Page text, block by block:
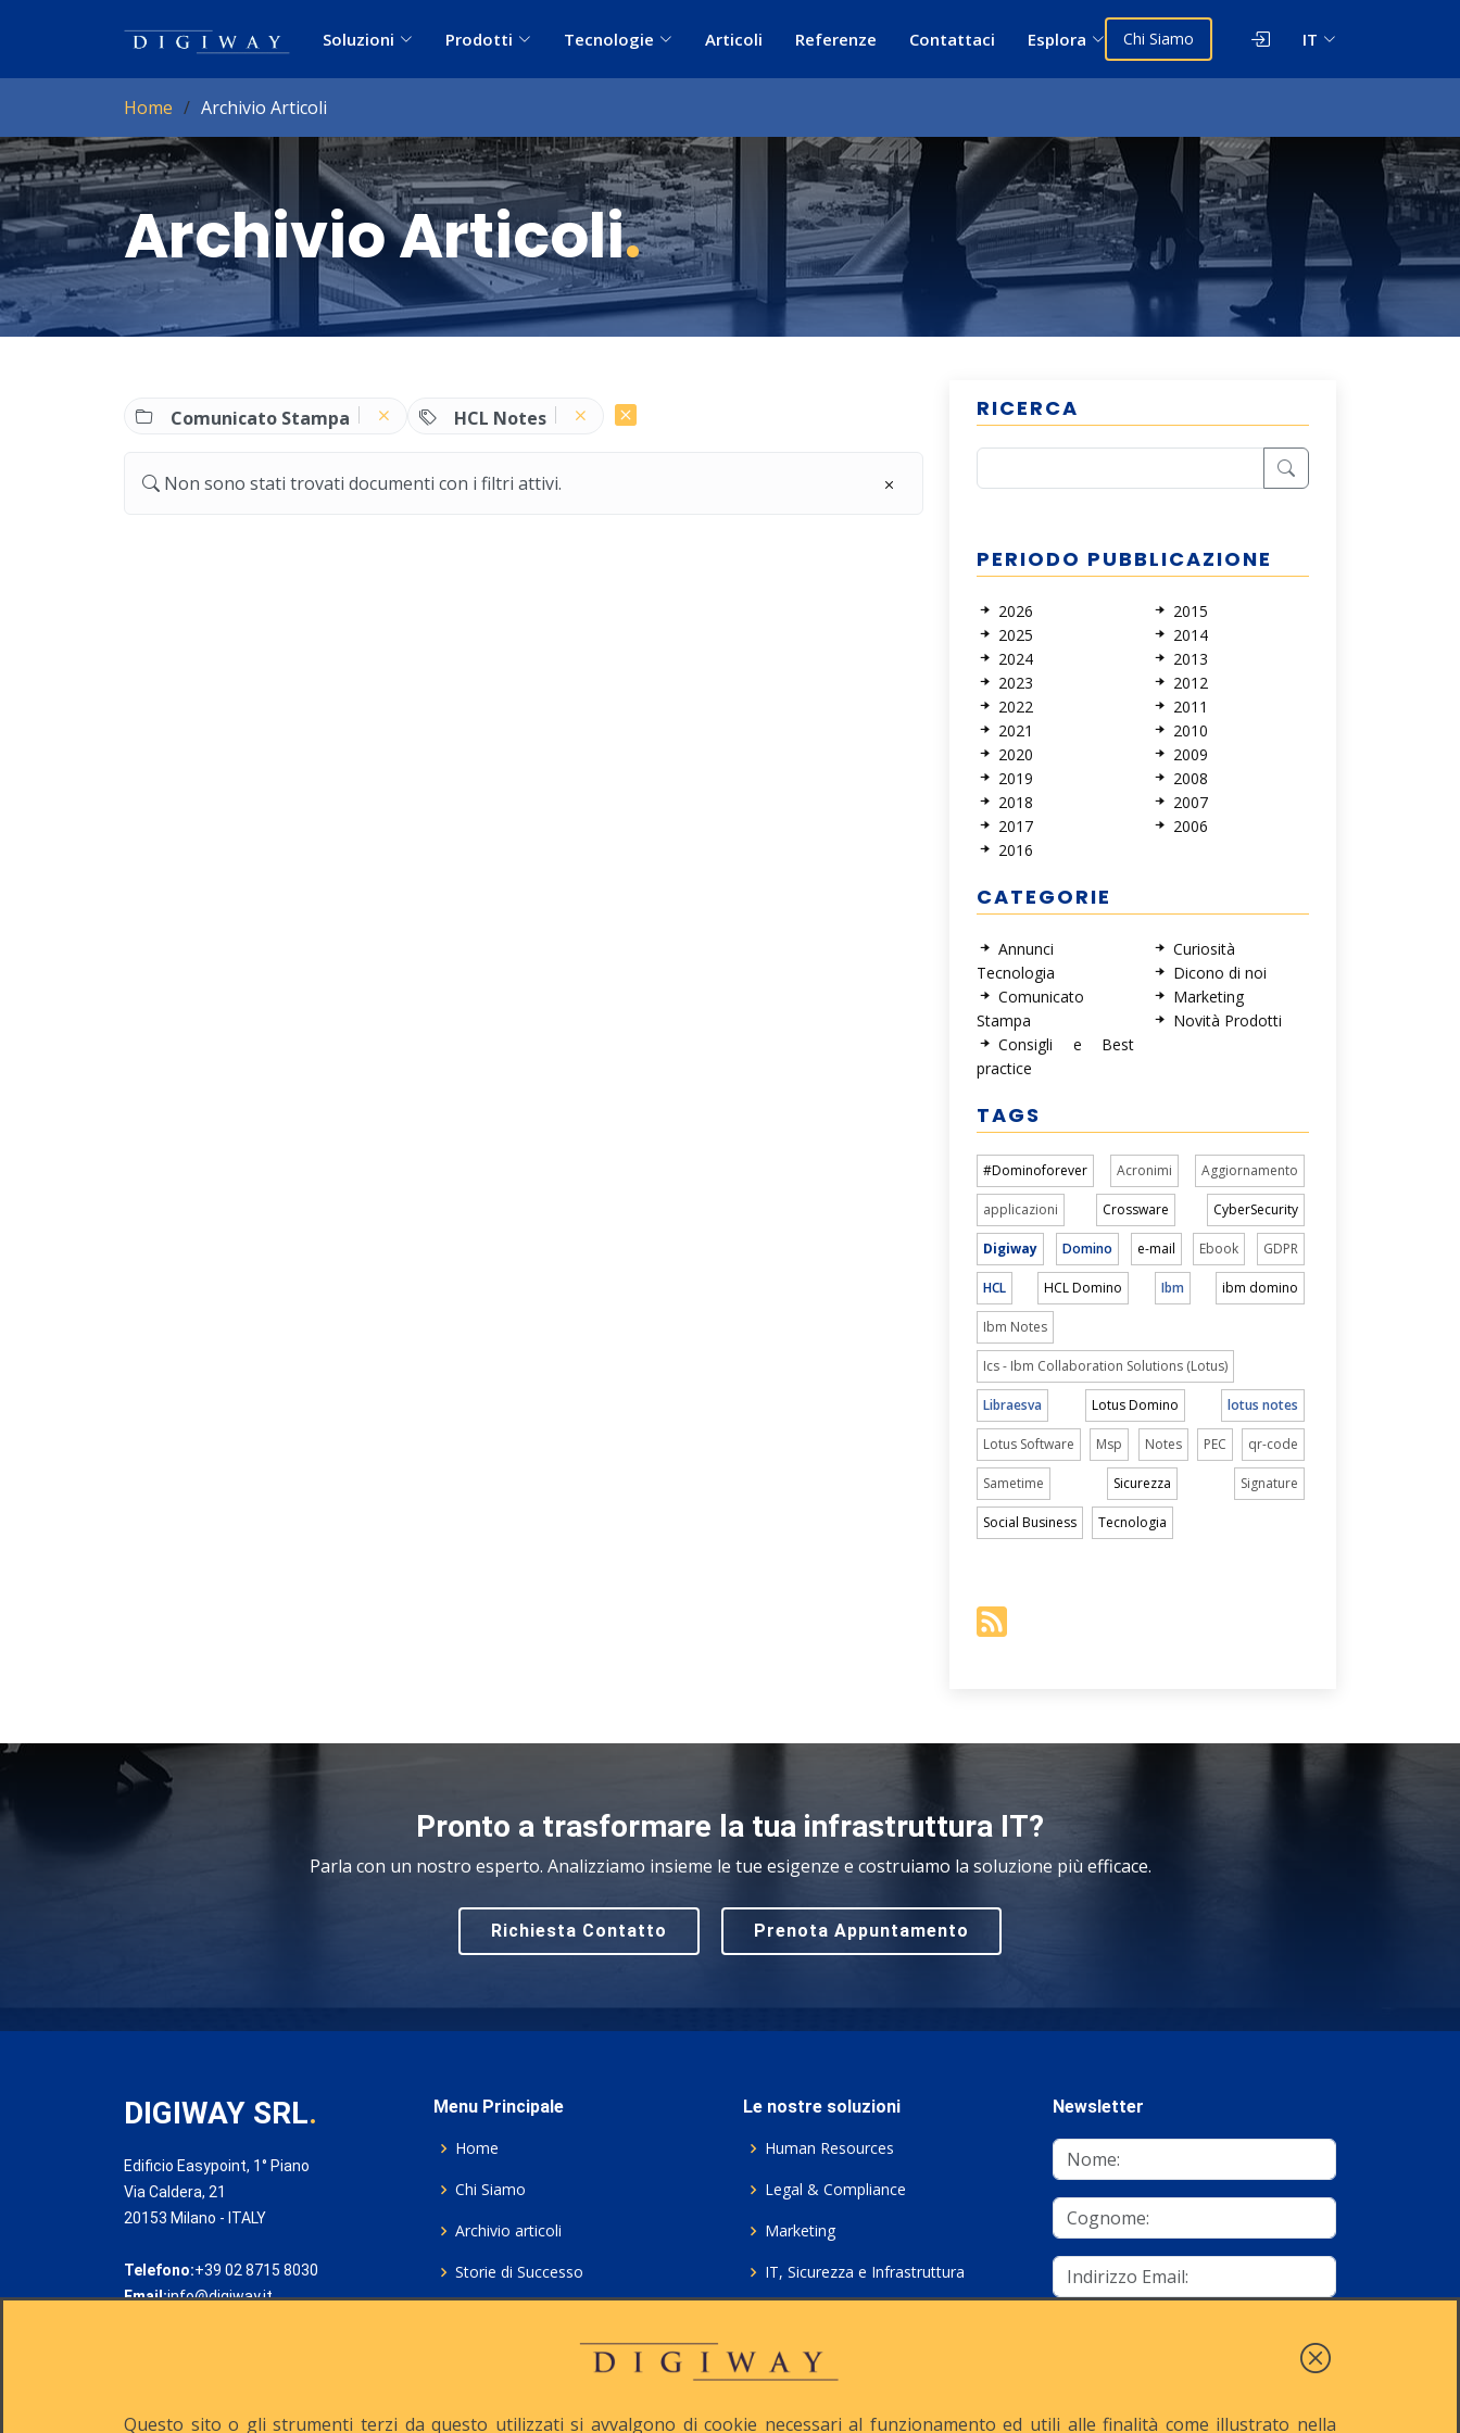
Soluzioni Prodotti Tecnologie Articoli Referenze Contattaci Esplora Chi Siamo IT
Home Archivio Articoli
Archivio Articoli.
Comunicato Stampa HCL Notes
Non sono stati trovati documenti con i filtri attivi.
RICERCA
PERIODO PUBBLICAZIONE
2026
2025
2024
2023
2022
2021
2020
2019
2018
2017
2016
2015
2014
2013
2012
2011
2010
2009
2008
2007
2006
CATEGORIE
Annunci
Tecnologia
Comunicato
Stampa
Consigli e Best
practice
Curiosità
Dicono di noi
Marketing
Novità Prodotti
TAGS
#Dominoforever Acronimi Aggiornamento
applicazioni Crossware CyberSecurity
Digiway Domino e-mail Ebook GDPR
HCL HCL Domino Ibm ibm domino
Ibm Notes
Ics - Ibm Collaboration Solutions (Lotus)
Libraesva Lotus Domino lotus notes
Lotus Software Msp Notes PEC qr-code
Sametime Sicurezza Signature
Social Business Tecnologia
Pronto a trasformare la tua infrastruttura IT?
Parla con un nostro esperto. Analizziamo insieme le tue esigenze e costruiamo la soluzione più efficace.
Richiesta Contatto Prenota Appuntamento
DIGIWAY SRL.
Edificio Easypoint, 1° Piano
Via Caldera, 21
20153 Milano - ITALY
Telefono:+39 02 8715 8030
Email:info@digiway.it
Menu Principale
Home
Chi Siamo
Archivio articoli
Storie di Successo
Le nostre soluzioni
Human Resources
Legal & Compliance
Marketing
IT, Sicurezza e Infrastruttura
Consulenza ICT e Licenze
Newsletter
Questo sito o gli strumenti terzi da questo utilizzati si avvalgono di cookie necessari al funzionamento ed utili alle finalità come illustrato nella